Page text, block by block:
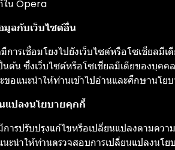
ใน Opera
มูลกับเว็บไซต์อื่น
มีการเชื่อมโยงไปยังเว็บไซต์หรือโซเชียล
ต้น ซึ่งเว็บไซต์หรือโซเชียลมีเดียของบุค
ขอแนะนำให้ท่านเข้าไปอ่านและศึกษานโ
แปลงนโยบายคุกกี้
ารปรับปรุงแก้ไขหรือเปลี่ยนแปลงตามค
นะนำให้ท่านตรวจสอบการเปลี่ยนแปลงนโย